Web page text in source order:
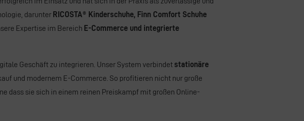
darunter RICOSTA® Kinderschuhe, Finn Comfort Schuhe
Expertise im Bereich E-Commerce und integrierte
Geschäft zu integrieren. Unser System verbindet stationäre
und modernem E-Commerce. So profitieren nicht nur große
dass sie sich in einem reinen Preiskampf mit großen Online-